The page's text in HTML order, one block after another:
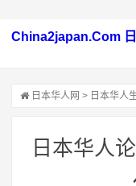
China2japan.Com
日本华人网 > 日本华人
日本华人